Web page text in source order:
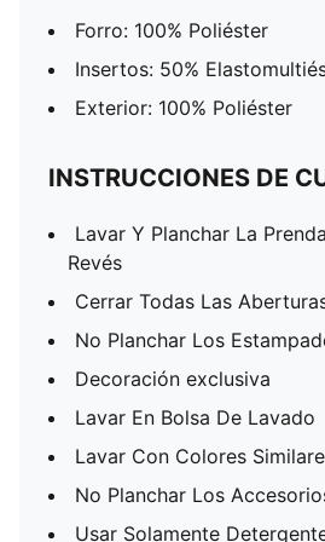
Forro: 100% Poliéster
Insertos: 50%
Exterior: 100% Poliéster
INSTRUCCIONES DE
Lavar Y Planchar La
Revés
Cerrar Todas Las
No Planchar Los
Decoración exclusiva
Lavar En Bolsa De Lavado
Lavar Con Colores
No Planchar Los
Usar Solamente